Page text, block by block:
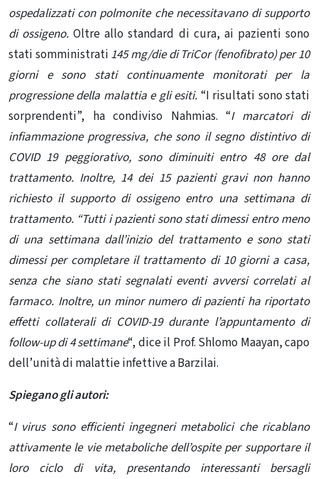
ospedalizzati con polmonite che necessitavano di supporto
di ossigeno. Oltre allo standard di cura, ai pazienti sono
stati somministrati 145 mg/die di TriCor (fenofibrato) per 10
giorni e sono stati continuamente monitorati per la
progressione della malattia e gli esiti. “I risultati sono stati
sorprendenti”, ha condiviso Nahmias. “I marcatori di
infiammazione progressiva, che sono il segno distintivo di
COVID 19 peggiorativo, sono diminuiti entro 48 ore dal
trattamento. Inoltre, 14 dei 15 pazienti gravi non hanno
richiesto il supporto di ossigeno entro una settimana di
trattamento. “Tutti i pazienti sono stati dimessi entro meno
di una settimana dall’inizio del trattamento e sono stati
dimessi per completare il trattamento di 10 giorni a casa,
senza che siano stati segnalati eventi avversi correlati al
farmaco. Inoltre, un minor numero di pazienti ha riportato
effetti collaterali di COVID-19 durante l’appuntamento di
follow-up di 4 settimane“, dice il Prof. Shlomo Maayan, capo
dell’unità di malattie infettive a Barzilai.
Spiegano gli autori:
“I virus sono efficienti ingegneri metabolici che ricablano
attivamente le vie metaboliche dell’ospite per supportare il
loro ciclo di vita, presentando interessanti bersagli